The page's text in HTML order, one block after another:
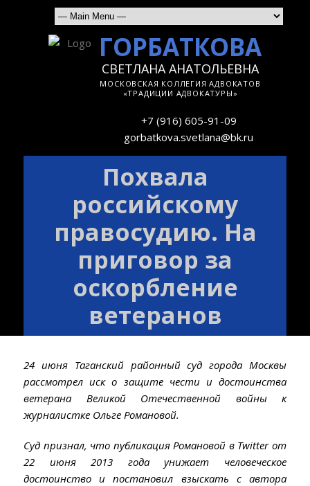
ГОРБАТКОВА
СВЕТЛАНА АНАТОЛЬЕВНА
МОСКОВСКАЯ КОЛЛЕГИЯ АДВОКАТОВ
«ТРАДИЦИИ АДВОКАТУРЫ»
+7 (916) 605-91-09
gorbatkova.svetlana@bk.ru
Похвала
российскому
правосудию. На
приговор за
оскорбление
ветеранов
24 июня Таганский районный суд города Москвы
рассмотрел иск о защите чести и достоинства
ветерана Великой Отечественной войны к
журналистке Ольге Романовой.
Суд признал, что публикация Романовой в Twitter от
22 июня 2013 года унижает человеческое
достоинство и постановил взыскать с автора